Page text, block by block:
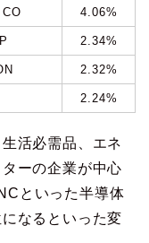
4.06%
2.34%
2.32%
2.24%
活必需品、エネ
ーの企業が中心
といった半導体
なるといった変